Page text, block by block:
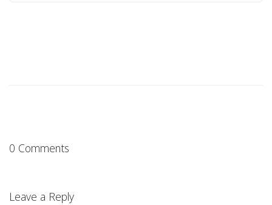
0 Comments
Leave a Reply